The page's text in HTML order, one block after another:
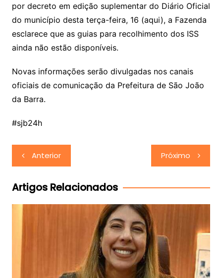
por decreto em edição suplementar do Diário Oficial
do município desta terça-feira, 16 (aqui), a Fazenda
esclarece que as guias para recolhimento dos ISS
ainda não estão disponíveis.
Novas informações serão divulgadas nos canais
oficiais de comunicação da Prefeitura de São João
da Barra.
#sjb24h
Navegação
de
Post
Anterior Próximo
Artigos Relacionados